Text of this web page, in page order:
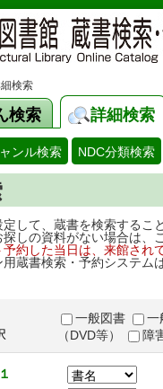
検索
検索 詳細検索
ンル検索 NDC分類検索
して、蔵書を検索するこ
探しの資料がない場合は
予約した当日は、来館され
用蔵書検索・予約システム
一般図書 一
（DVD等）
障